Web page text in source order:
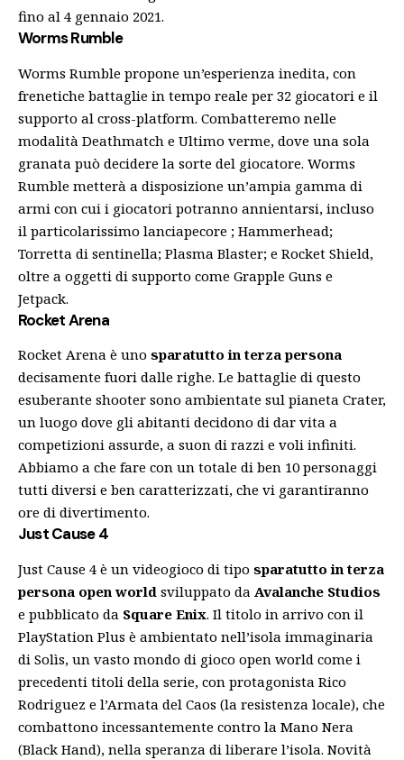
fino al 4 gennaio 2021.
Worms Rumble
Worms Rumble propone un’esperienza inedita, con
frenetiche battaglie in tempo reale per 32 giocatori e il
supporto al cross-platform. Combatteremo nelle
modalità Deathmatch e Ultimo verme, dove una sola
granata può decidere la sorte del giocatore. Worms
Rumble metterà a disposizione un’ampia gamma di
armi con cui i giocatori potranno annientarsi, incluso
il particolarissimo lanciapecore ; Hammerhead;
Torretta di sentinella; Plasma Blaster; e Rocket Shield,
oltre a oggetti di supporto come Grapple Guns e
Jetpack.
Rocket Arena
Rocket Arena è uno sparatutto in terza persona
decisamente fuori dalle righe. Le battaglie di questo
esuberante shooter sono ambientate sul pianeta Crater,
un luogo dove gli abitanti decidono di dar vita a
competizioni assurde, a suon di razzi e voli infiniti.
Abbiamo a che fare con un totale di ben 10 personaggi
tutti diversi e ben caratterizzati, che vi garantiranno
ore di divertimento.
Just Cause 4
Just Cause 4 è un videogioco di tipo sparatutto in terza
persona open world sviluppato da Avalanche Studios
e pubblicato da Square Enix. Il titolo in arrivo con il
PlayStation Plus è ambientato nell’isola immaginaria
di Solìs, un vasto mondo di gioco open world come i
precedenti titoli della serie, con protagonista Rico
Rodriguez e l’Armata del Caos (la resistenza locale), che
combattono incessantemente contro la Mano Nera
(Black Hand), nella speranza di liberare l’isola. Novità